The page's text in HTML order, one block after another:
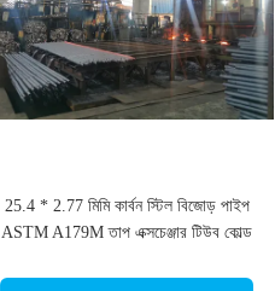
25.4 * 2.77 মিমি কার্বন স্টিল বিজোড় পাইপ
ASTM A179M তাপ এক্সচেঞ্জার টিউব কোল্ড